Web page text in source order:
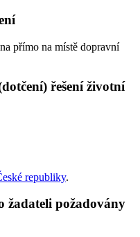
přímo na místě dopravní
řešení životní
republiky.
žadateli požadovány